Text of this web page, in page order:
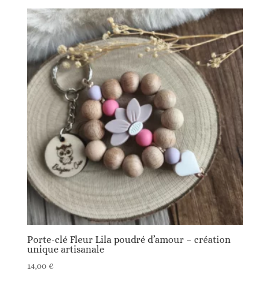
Porte-clé Fleur Lila poudré d’amour – création
unique artisanale
14,00 €